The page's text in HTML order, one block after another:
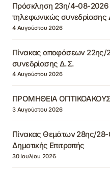
Πρόσκληση 23η/4-08-2026
τηλεφωνικώς συνεδρίασης
4 Αυγούστου 2026
Πίνακας αποφάσεων 22ης/
συνεδρίασης Δ.Σ.
4 Αυγούστου 2026
ΠΡΟΜΗΘΕΙΑ
3 Αυγούστου 2026
Πίνακας Θεμάτων 28ης/
Δημοτικής Επιτροπής
30 Ιουλίου 2026